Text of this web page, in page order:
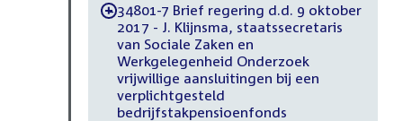
-34801-7 Brief regering d.d. 9 oktober
2017 - J. Klijnsma, staatssecretaris
van Sociale Zaken en
Werkgelegenheid Onderzoek
vrijwillige aansluitingen bij een
verplichtgesteld
bedrijfstakpensioenfonds